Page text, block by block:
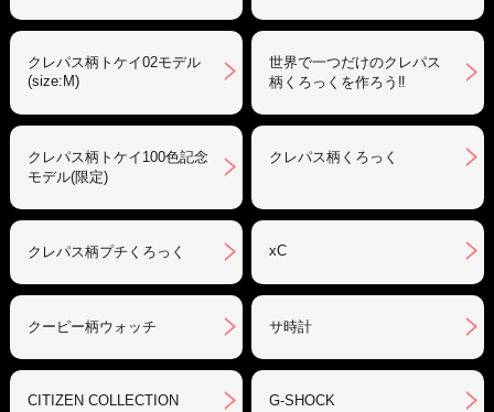
クレパス柄トケイ02モデル
(size:M)
世界で一つだけのクレパス
柄くろっくを作ろう‼︎
クレパス柄トケイ100色記念
モデル(限定)
クレパス柄くろっく
クレパス柄プチくろっく xC
クーピー柄ウォッチ サ時計
CITIZEN COLLECTION G-SHOCK